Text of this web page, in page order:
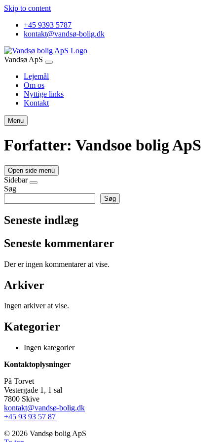
Skip to content
+45 9393 5787
kontakt@vandsø-bolig.dk
Vandsø ApS
Lejemål
Om os
Nyttige links
Kontakt
Menu
Forfatter: Vandsoe bolig ApS
Open side menu
Sidebar
Søg
Søg
Seneste indlæg
Seneste kommentarer
Der er ingen kommentarer at vise.
Arkiver
Ingen arkiver at vise.
Kategorier
Ingen kategorier
Kontaktoplysninger
På Torvet
Vestergade 1, 1 sal
7800 Skive
kontakt@vandsø-bolig.dk
+45 93 93 57 87
© 2026 Vandsø bolig ApS